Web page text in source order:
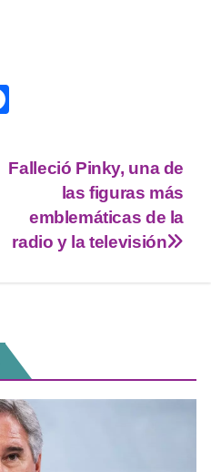
c
o
Falleció Pinky, una de
las figuras más
emblemáticas de la
radio y la televisión